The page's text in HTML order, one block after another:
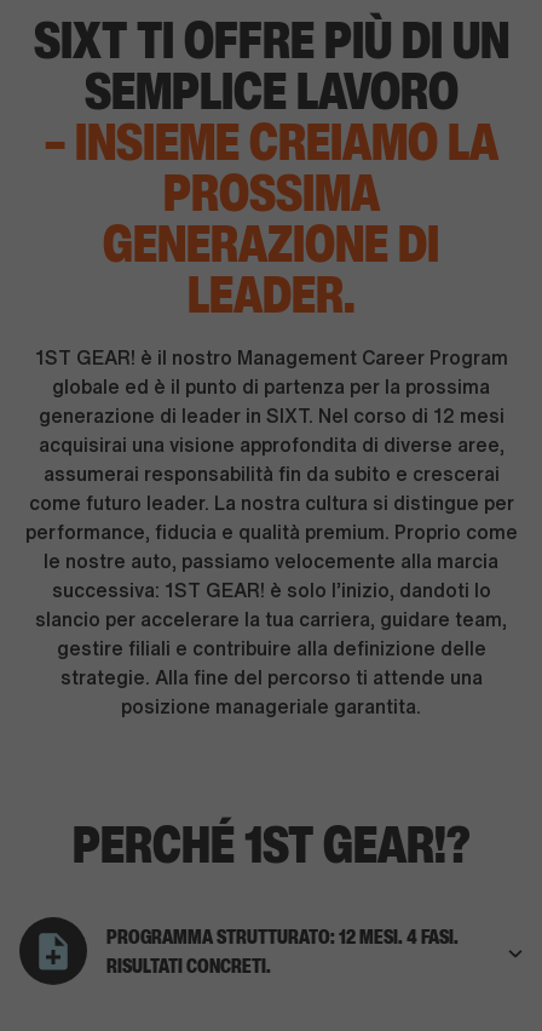
SIXT TI OFFRE PIÙ DI UN
SEMPLICE LAVORO
– INSIEME CREIAMO LA
PROSSIMA
GENERAZIONEDI
LEADER.
1ST GEAR! è il nostro Management Career Program
globale ed è il punto di partenza per la prossima
generazione di leader in SIXT. Nel corso di 12 mesi
acquisirai una visione approfondita di diverse aree,
assumerai responsabilità fin da subito e crescerai
come futuro leader. La nostra cultura si distingue per
performance, fiducia e qualità premium. Proprio come
le nostre auto, passiamo velocemente alla marcia
successiva: 1ST GEAR! è solo l’inizio, dandoti lo
slancio per accelerare la tua carriera, guidare team,
gestire filiali e contribuire alla definizione delle
strategie. Alla fine del percorso ti attende una
posizione manageriale garantita.
PERCHÉ 1ST GEAR!?
PROGRAMMA STRUTTURATO: 12 MESI. 4 FASI.
RISULTATI CONCRETI.